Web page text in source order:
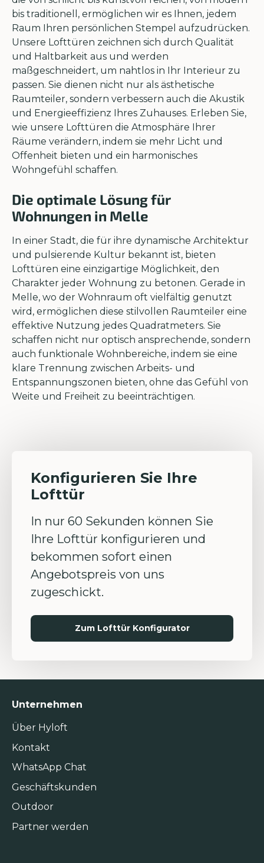
bis traditionell, ermöglichen wir es Ihnen, jedem
Raum Ihren persönlichen Stempel aufzudrücken.
Unsere Lofttüren zeichnen sich durch Qualität
und Haltbarkeit aus und werden
maßgeschneidert, um nahtlos in Ihr Interieur zu
passen. Sie dienen nicht nur als ästhetische
Raumteiler, sondern verbessern auch die Akustik
und Energieeffizienz Ihres Zuhauses. Erleben Sie,
wie unsere Lofttüren die Atmosphäre Ihrer
Räume verändern, indem sie mehr Licht und
Offenheit bieten und ein harmonisches
Wohngefühl schaffen.
Die optimale Lösung für
Wohnungen in Melle
In einer Stadt, die für ihre dynamische Architektur
und pulsierende Kultur bekannt ist, bieten
Lofttüren eine einzigartige Möglichkeit, den
Charakter jeder Wohnung zu betonen. Gerade in
Melle, wo der Wohnraum oft vielfältig genutzt
wird, ermöglichen diese stilvollen Raumteiler eine
effektive Nutzung jedes Quadratmeters. Sie
schaffen nicht nur optisch ansprechende, sondern
auch funktionale Wohnbereiche, indem sie eine
klare Trennung zwischen Arbeits- und
Entspannungszonen bieten, ohne das Gefühl von
Weite und Freiheit zu beeinträchtigen.
Konfigurieren Sie Ihre
Lofttür
In nur 60 Sekunden können Sie
Ihre Lofttür konfigurieren und
bekommen sofort einen
Angebotspreis von uns
zugeschickt.
Zum Lofttür Konfigurator
Unternehmen
Über Hyloft
Kontakt
WhatsApp Chat
Geschäftskunden
Outdoor
Partner werden